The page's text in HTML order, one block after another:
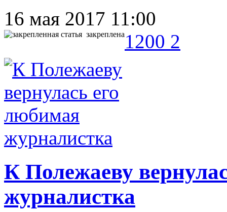
16 мая 2017 11:00
закреплена 1200 2
К Полежаеву
журналистка